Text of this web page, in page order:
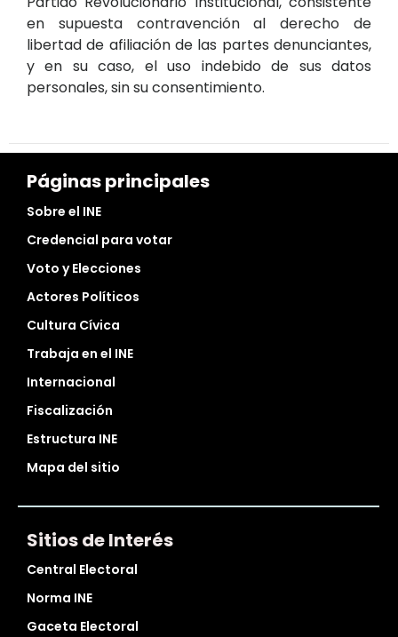
en supuesta contravención al derecho de
libertad de afiliación de las partes denunciantes,
y en su caso, el uso indebido de sus datos
personales, sin su consentimiento.
Páginas principales
Sobre el INE
Credencial para votar
Voto y Elecciones
Actores Políticos
Cultura Cívica
Trabaja en el INE
Internacional
Fiscalización
Estructura INE
Mapa del sitio
Sitios de Interés
Central Electoral
Norma INE
Gaceta Electoral